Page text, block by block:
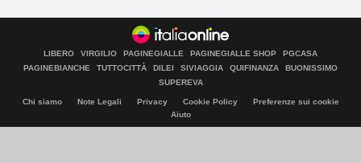
LIBERO VIRGILIO PAGINEGIALLE PAGINEGIALLE SHOP
PGCASA
PAGINEBIANCHE
TUTTOCITTÀ DILEI SIVIAGGIA QUIFINANZA
BUONISSIMO
SUPEREVA
Chi siamo Note Legali Privacy Cookie Policy
Preferenze sui cookie
Aiuto